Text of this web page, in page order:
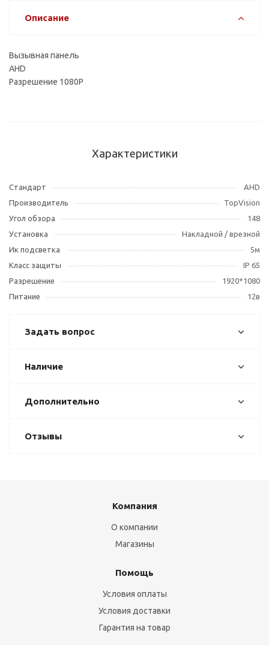
Описание
Вызывная панель
AHD
Разрешение 1080P
Характеристики
Стандарт
AHD
Производитель
TopVision
Угол обзора
148
Установка
Накладной / врезной
Ик подсветка
5м
Класс защиты
IP 65
Разрешение
1920*1080
Питание
12в
Задать вопрос
Наличие
Дополнительно
Отзывы
Компания
О компании
Магазины
Помощь
Условия оплаты
Условия доставки
Гарантия на товар